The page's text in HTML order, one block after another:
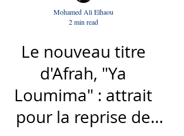
Le nouveau titre
d'Afrah, "Ya
Loumima" : attrait
pour la reprise de
Mohamed Ali Elhaou
2 min read